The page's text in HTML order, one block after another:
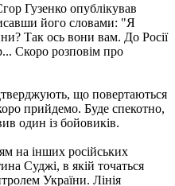
Гузенко опублікував
його словами: "Я
Так ось вони вам. До Росії
Скоро розповім про
що повертаються
прийдемо. Буде спекотно,
один із бойовиків.
на інших російських
Суджі, в якій точаться
України. Лінія